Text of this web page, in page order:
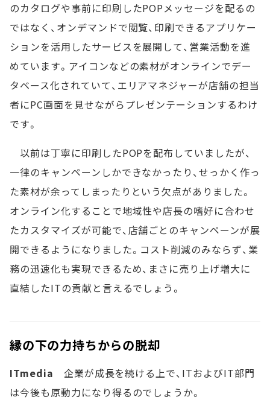
のカタログや事前に印刷したPOPメッセージを配るの
ではなく、オンデマンドで閲覧、印刷できるアプリケー
ションを活用したサービスを展開して、営業活動を進
めています。アイコンなどの素材がオンラインでデー
タベース化されていて、エリアマネジャーが店舗の担当
者にPC画面を見せながらプレゼンテーションするわけ
です。
以前は丁寧に印刷したPOPを配布していましたが、
一律のキャンペーンしかできなかったり、せっかく作っ
た素材が余ってしまったりという欠点がありました。
オンライン化することで地域性や店長の嗜好に合わせ
たカスタマイズが可能で、店舗ごとのキャンペーンが展
開できるようになりました。コスト削減のみならず、業
務の迅速化も実現できるため、まさに売り上げ増大に
直結したITの貢献と言えるでしょう。
縁の下の力持ちからの脱却
ITmedia 企業が成長を続ける上で、ITおよびIT部門
は今後も原動力になり得るのでしょうか。